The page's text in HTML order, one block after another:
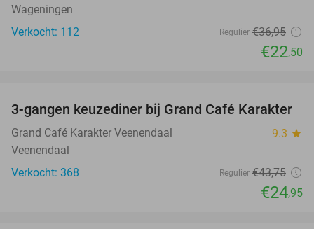
Wageningen
Verkocht: 112
Regulier €36,95
€22,50
43%
3-gangen keuzediner bij Grand Café Karakter
Grand Café Karakter Veenendaal 9.3 star
Veenendaal
Verkocht: 368
Regulier €43,75
€24,95